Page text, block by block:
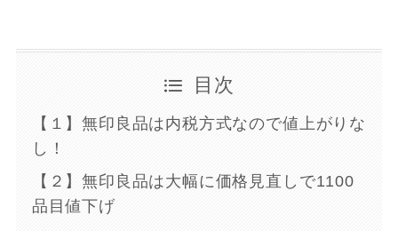
目次
【１】無印良品は内税方式なので値上がりな
し！
【２】無印良品は大幅に価格見直しで1100
品目値下げ